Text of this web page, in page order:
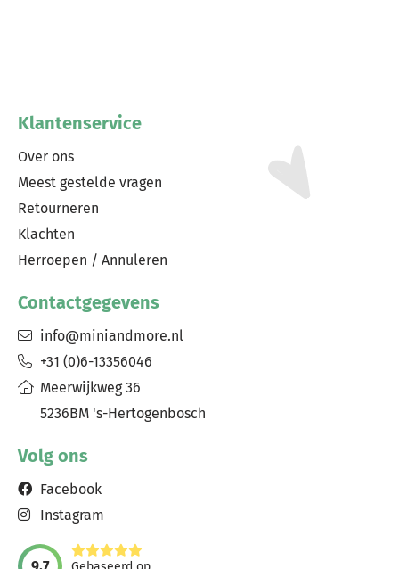
Klantenservice
Over ons
Meest gestelde vragen
Retourneren
Klachten
Herroepen / Annuleren
Contactgegevens
info@miniandmore.nl
+31 (0)6-13356046
Meerwijkweg 36
5236BM 's-Hertogenbosch
Volg ons
Facebook
Instagram